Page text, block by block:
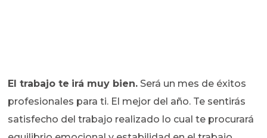
El trabajo te irá muy bien. Será un mes de éxitos
profesionales para ti. El mejor del año. Te sentirás
satisfecho del trabajo realizado lo cual te procurará